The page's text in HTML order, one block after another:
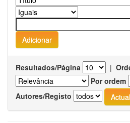
Resultados/Página |
Por ordem
Autores/Registo